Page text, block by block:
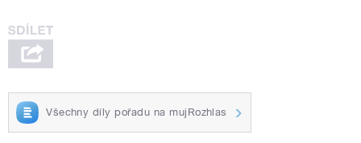
Všechny díly pořadu na mujRozhlas